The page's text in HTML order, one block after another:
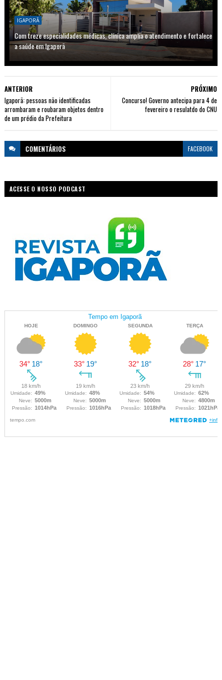
IGAPORÃ
Com treze especialidades médicas, clínica amplia o atendimento e fortalece
a saúde em Igaporã
PRÓXIMO
Concurso! Governo antecipa para 4 de
fevereiro o resulatdo do CNU
ANTERIOR
Igaporã: pessoas não identificadas
arrombaram e roubaram objetos dentro
de um prédio da Prefeitura
COMENTÁRIOS FACEBOOK
ACESSE O NOSSO PODCAST